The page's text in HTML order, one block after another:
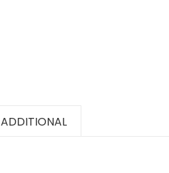
ADDITIONAL